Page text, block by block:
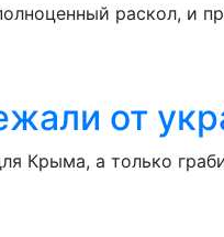
раскол, и
от
Крыма, а только